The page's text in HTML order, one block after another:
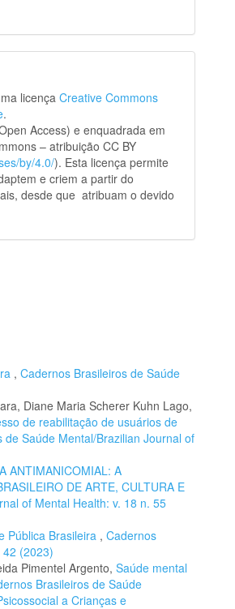
licençaCreative Commons
.
Access) e enquadrada em
– atribuição CC BY
by/4.0/). Esta licença permite
e criem a partir do
desde que atribuam o devido
, Cadernos Brasileiros de Saúde
Diane Maria Scherer Kuhn Lago,
de reabilitação de usuários de
de Saúde Mental/Brazilian Journal of
ANTIMANICOMIAL: A
DE ARTE, CULTURA E
of Mental Health: v. 18 n. 55
Pública Brasileira , Cadernos
(2023)
Pimentel Argento, Saúde mental
Brasileiros de Saúde
a Crianças e